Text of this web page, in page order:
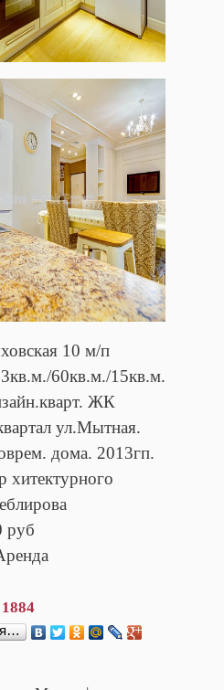
10 м/п
60кв.м./15кв.м.
ЖК
ул.Мытная.
дома. 2013гп.
хитектурного
руб